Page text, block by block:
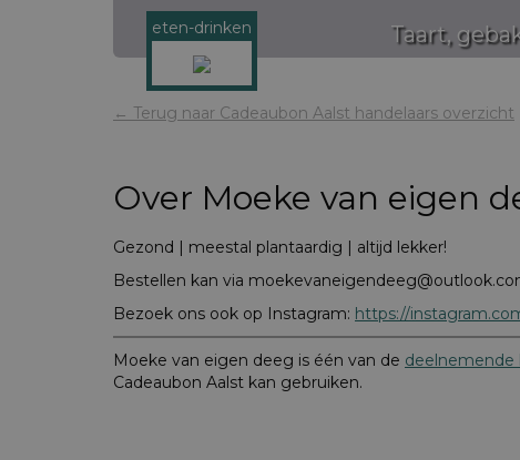
Taart,
eten-drinken
← Terug naar Cadeaubon Aalst handelaars overzicht
Over Moeke van eigen
Gezond | meestal plantaardig | altijd lekker!
Bestellen kan via
Bezoek ons ook op Instagram: https://
Moeke van eigen deeg is één van de deelnemende
Cadeaubon Aalst kan gebruiken.